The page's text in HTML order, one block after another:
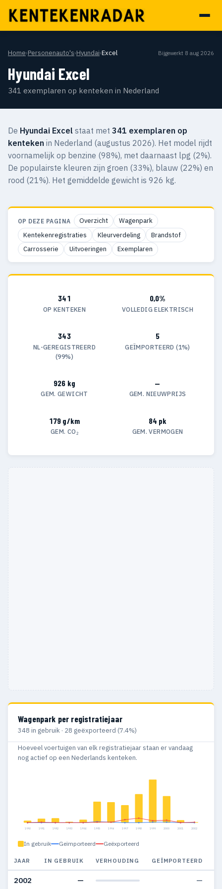
Home›Personenauto's›Hyundai›Excel Bijgewerkt 8 aug 2026
Hyundai Excel
341 exemplaren op kenteken in Nederland
De Hyundai Excel staat met 341 exemplaren op
kenteken in Nederland (augustus 2026). Het model rijdt
voornamelijk op benzine (98%), met daarnaast lpg (2%).
De populairste kleuren zijn groen (33%), blauw (22%) en
rood (21%). Het gemiddelde gewicht is 926 kg.
OP DEZE PAGINA Overzicht
Wagenpark
Kentekenregistraties
Kleurverdeling
Brandstof
Carrosserie
Uitvoeringen Exemplaren
341
OP KENTEKEN
0,0%
VOLLEDIG ELEKTRISCH
343
NL-GEREGISTREERD
(99%)
5
GEÏMPORTEERD (1%)
926 kg
GEM. GEWICHT
—
GEM. NIEUWPRIJS
179 g/km
GEM. CO₂
84 pk
GEM. VERMOGEN
Wagenpark per registratiejaar
348 in gebruik · 28 geëxporteerd (7.4%)
Hoeveel voertuigen van elk registratiejaar staan er vandaag
nog actief op een Nederlands kenteken.
1990 1991 1992 1993 1994 1995 1996 1997 1998 1999 2000 2001 2002
In gebruik Geïmporteerd Geëxporteerd
JAAR IN GEBRUIK VERHOUDING GEÏMPORTEERD
2002 — —